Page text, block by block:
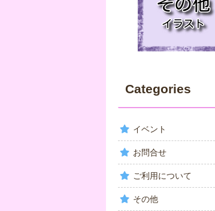
Categories
イベント
お問合せ
ご利用について
その他